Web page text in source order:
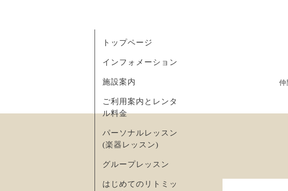
仲
トップページ
インフォメーション
施設案内
ご利用案内とレンタ
ル料金
パーソナルレッスン
(楽器レッスン)
グループレッスン
はじめてのリトミッ